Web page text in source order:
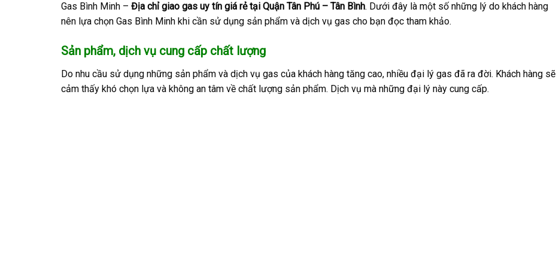
Gas Bình Minh – Địa chỉ giao gas uy tín giá rẻ tại Quận Tân Phú – Tân Bình. Dưới đây là một số những lý do khách hàng
nên lựa chọn Gas Bình Minh khi cần sử dụng sản phẩm và dịch vụ gas cho bạn đọc tham khảo.
Sản phẩm, dịch vụ cung cấp chất lượng
Do nhu cầu sử dụng những sản phẩm và dịch vụ gas của khách hàng tăng cao, nhiều đại lý gas đã ra đời. Khách hàng sẽ
cảm thấy khó chọn lựa và không an tâm về chất lượng sản phẩm. Dịch vụ mà những đại lý này cung cấp.